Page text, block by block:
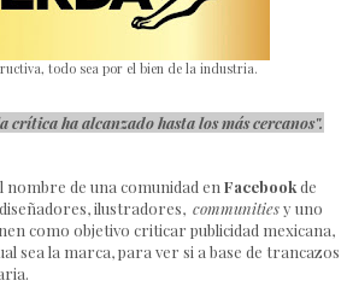
todo sea por el bien de la industria.
crítica ha alcanzado hasta los más cercanos".
nombre de una comunidad en Facebookde
ilustradores, communitiesy uno
como objetivo criticar publicidad mexicana,
sea la marca, para ver si a base de trancazos